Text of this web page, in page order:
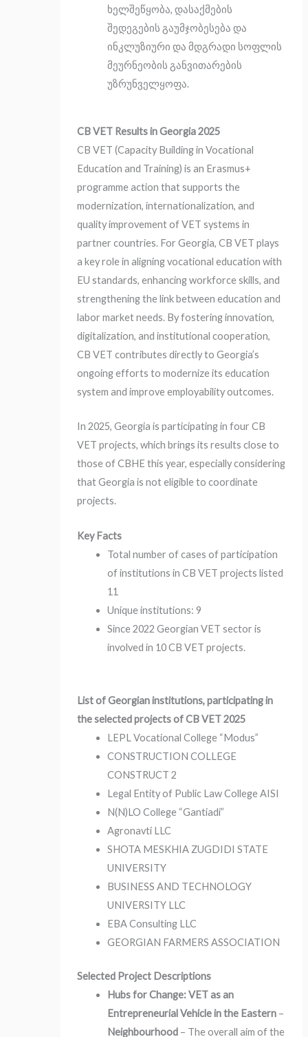
ხელშეწყობა, დასაქმების
შედეგების გაუმჯობესება და
ინკლუზიური და მდგრადი სოფლის
მეურნეობის განვითარების
უზრუნველყოფა.
CB VET Results in Georgia 2025
CB VET (Capacity Building in Vocational
Education and Training) is an Erasmus+
programme action that supports the
modernization, internationalization, and
quality improvement of VET systems in
partner countries. For Georgia, CB VET plays
a key role in aligning vocational education with
EU standards, enhancing workforce skills, and
strengthening the link between education and
labor market needs. By fostering innovation,
digitalization, and institutional cooperation,
CB VET contributes directly to Georgia’s
ongoing efforts to modernize its education
system and improve employability outcomes.
In 2025, Georgia is participating in four CB
VET projects, which brings its results close to
those of CBHE this year, especially considering
that Georgia is not eligible to coordinate
projects.
Key Facts
Total number of cases of participation
of institutions in CB VET projects listed
11
Unique institutions: 9
Since 2022 Georgian VET sector is
involved in 10 CB VET projects.
List of Georgian institutions, participating in
the selected projects of CB VET 2025
LEPL Vocational College “Modus”
CONSTRUCTION COLLEGE
CONSTRUCT 2
Legal Entity of Public Law College AISI
N(N)LO College “Gantiadi”
Agronavti LLC
SHOTA MESKHIA ZUGDIDI STATE
UNIVERSITY
BUSINESS AND TECHNOLOGY
UNIVERSITY LLC
EBA Consulting LLC
GEORGIAN FARMERS ASSOCIATION
Selected Project Descriptions
Hubs for Change: VET as an
Entrepreneurial Vehicle in the Eastern –
Neighbourhood – The overall aim of the